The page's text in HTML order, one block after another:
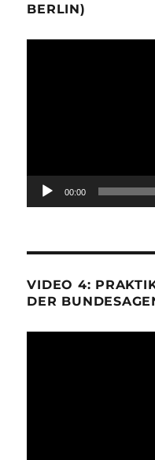
BERLIN)
00:00
VIDEO 4:
DER